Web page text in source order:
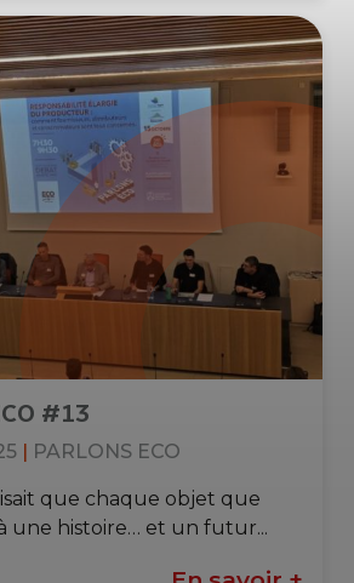
#13
| PARLONS ECO
que chaque objet que
une histoire… et un futur...